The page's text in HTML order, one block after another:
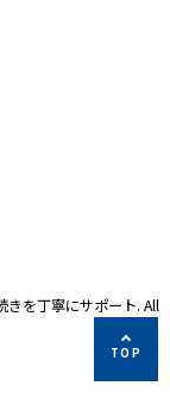
を丁寧にサポート. All